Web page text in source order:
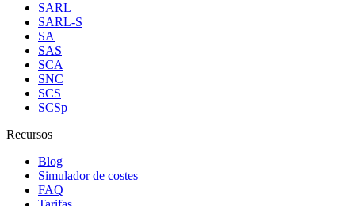
SARL
SARL-S
SA
SAS
SCA
SNC
SCS
SCSp
Recursos
Blog
Simulador de costes
FAQ